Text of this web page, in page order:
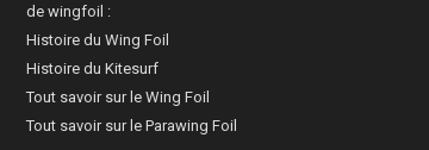
de wingfoil :
Histoire du Wing Foil
Histoire du Kitesurf
Tout savoir sur le Wing Foil
Tout savoir sur le Parawing Foil